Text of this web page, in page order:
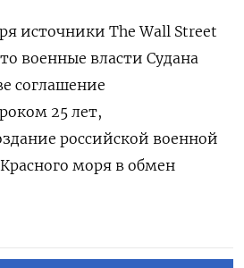
источники The Wall Street
военные власти Судана
соглашение
25 лет,
российской военной
моря в обмен